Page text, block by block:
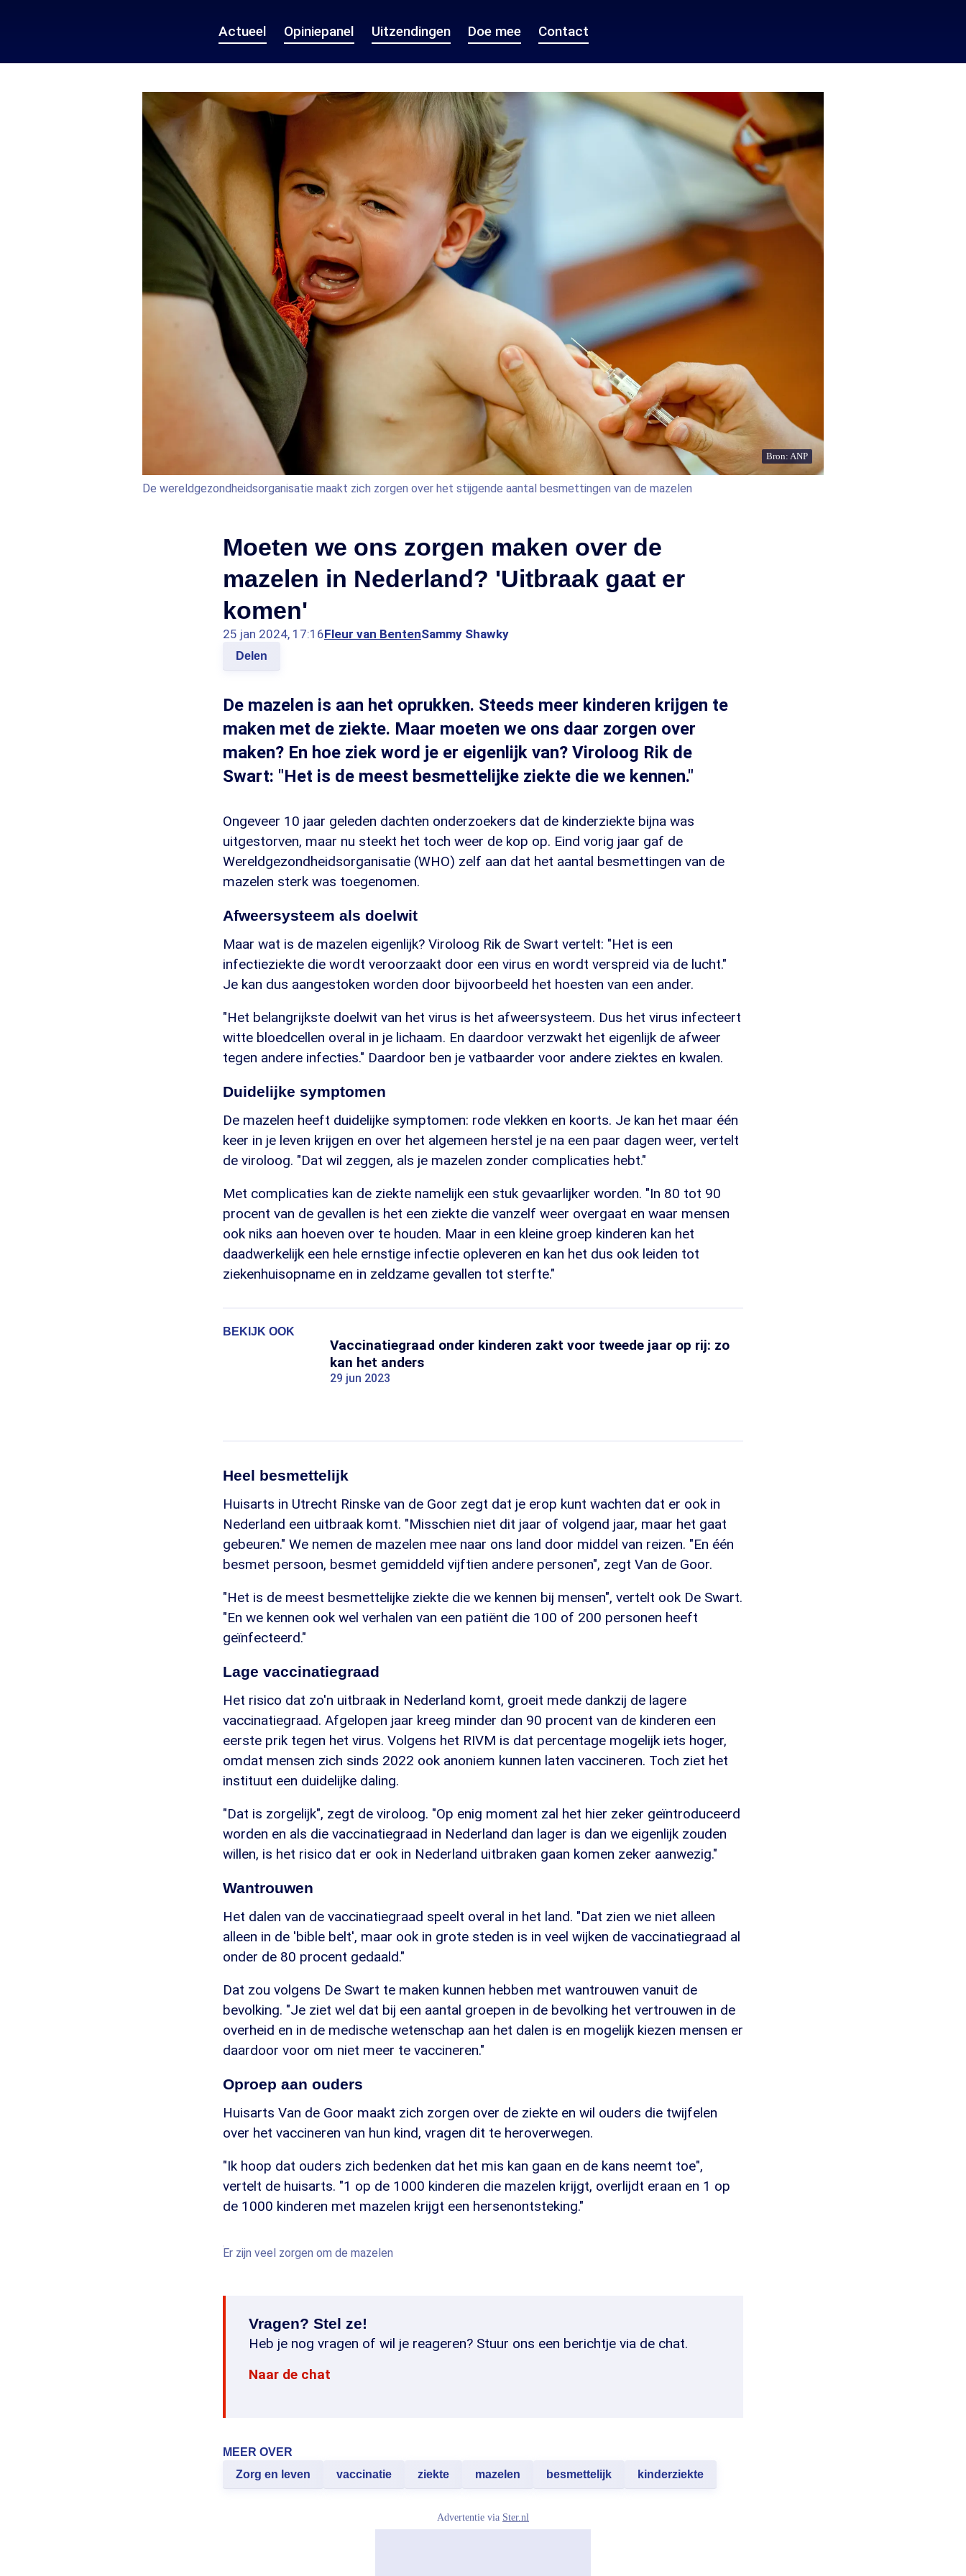
Actueel Opiniepanel Uitzendingen Doe mee Contact
Bron: ANP
De wereldgezondheidsorganisatie maakt zich zorgen over het stijgende aantal besmettingen van de mazelen
Moeten we ons zorgen maken over de
mazelen in Nederland? 'Uitbraak gaat er
komen'
25 jan 2024, 17:16Fleur van BentenSammy Shawky
Delen
De mazelen is aan het oprukken. Steeds meer kinderen krijgen te
maken met de ziekte. Maar moeten we ons daar zorgen over
maken? En hoe ziek word je er eigenlijk van? Viroloog Rik de
Swart: "Het is de meest besmettelijke ziekte die we kennen."
Ongeveer 10 jaar geleden dachten onderzoekers dat de kinderziekte bijna was
uitgestorven, maar nu steekt het toch weer de kop op. Eind vorig jaar gaf de
Wereldgezondheidsorganisatie (WHO) zelf aan dat het aantal besmettingen van de
mazelen sterk was toegenomen.
Afweersysteem als doelwit
Maar wat is de mazelen eigenlijk? Viroloog Rik de Swart vertelt: "Het is een
infectieziekte die wordt veroorzaakt door een virus en wordt verspreid via de lucht."
Je kan dus aangestoken worden door bijvoorbeeld het hoesten van een ander.
"Het belangrijkste doelwit van het virus is het afweersysteem. Dus het virus infecteert
witte bloedcellen overal in je lichaam. En daardoor verzwakt het eigenlijk de afweer
tegen andere infecties." Daardoor ben je vatbaarder voor andere ziektes en kwalen.
Duidelijke symptomen
De mazelen heeft duidelijke symptomen: rode vlekken en koorts. Je kan het maar één
keer in je leven krijgen en over het algemeen herstel je na een paar dagen weer, vertelt
de viroloog. "Dat wil zeggen, als je mazelen zonder complicaties hebt."
Met complicaties kan de ziekte namelijk een stuk gevaarlijker worden. "In 80 tot 90
procent van de gevallen is het een ziekte die vanzelf weer overgaat en waar mensen
ook niks aan hoeven over te houden. Maar in een kleine groep kinderen kan het
daadwerkelijk een hele ernstige infectie opleveren en kan het dus ook leiden tot
ziekenhuisopname en in zeldzame gevallen tot sterfte."
BEKIJK OOK
Vaccinatiegraad onder kinderen zakt voor tweede jaar op rij: zo
kan het anders
29 jun 2023
Heel besmettelijk
Huisarts in Utrecht Rinske van de Goor zegt dat je erop kunt wachten dat er ook in
Nederland een uitbraak komt. "Misschien niet dit jaar of volgend jaar, maar het gaat
gebeuren." We nemen de mazelen mee naar ons land door middel van reizen. "En één
besmet persoon, besmet gemiddeld vijftien andere personen", zegt Van de Goor.
"Het is de meest besmettelijke ziekte die we kennen bij mensen", vertelt ook De Swart.
"En we kennen ook wel verhalen van een patiënt die 100 of 200 personen heeft
geïnfecteerd."
Lage vaccinatiegraad
Het risico dat zo'n uitbraak in Nederland komt, groeit mede dankzij de lagere
vaccinatiegraad. Afgelopen jaar kreeg minder dan 90 procent van de kinderen een
eerste prik tegen het virus. Volgens het RIVM is dat percentage mogelijk iets hoger,
omdat mensen zich sinds 2022 ook anoniem kunnen laten vaccineren. Toch ziet het
instituut een duidelijke daling.
"Dat is zorgelijk", zegt de viroloog. "Op enig moment zal het hier zeker geïntroduceerd
worden en als die vaccinatiegraad in Nederland dan lager is dan we eigenlijk zouden
willen, is het risico dat er ook in Nederland uitbraken gaan komen zeker aanwezig."
Wantrouwen
Het dalen van de vaccinatiegraad speelt overal in het land. "Dat zien we niet alleen
alleen in de 'bible belt', maar ook in grote steden is in veel wijken de vaccinatiegraad al
onder de 80 procent gedaald."
Dat zou volgens De Swart te maken kunnen hebben met wantrouwen vanuit de
bevolking. "Je ziet wel dat bij een aantal groepen in de bevolking het vertrouwen in de
overheid en in de medische wetenschap aan het dalen is en mogelijk kiezen mensen er
daardoor voor om niet meer te vaccineren."
Oproep aan ouders
Huisarts Van de Goor maakt zich zorgen over de ziekte en wil ouders die twijfelen
over het vaccineren van hun kind, vragen dit te heroverwegen.
"Ik hoop dat ouders zich bedenken dat het mis kan gaan en de kans neemt toe",
vertelt de huisarts. "1 op de 1000 kinderen die mazelen krijgt, overlijdt eraan en 1 op
de 1000 kinderen met mazelen krijgt een hersenontsteking."
Er zijn veel zorgen om de mazelen
Vragen? Stel ze!
Heb je nog vragen of wil je reageren? Stuur ons een berichtje via de chat.
Naar de chat
MEER OVER
Zorg en leven
vaccinatie ziekte mazelen besmettelijk kinderziekte
Advertentie via Ster.nl